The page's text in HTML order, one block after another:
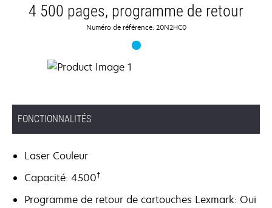
4 500 pages, programme de retour
Numéro de référence: 20N2HC0
FONCTIONNALITÉS
Laser Couleur
Capacité: 4500†
Programme de retour de cartouches Lexmark: Oui